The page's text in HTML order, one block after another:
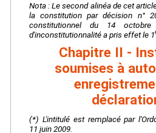
Nota : Le second alinéa de cet
la constitution par décision n°
constitutionnel du 14
d'inconstitutionnalité a pris effet le 1
Chapitre II -
soumises à
(*) L'intitulé est remplacé par
11 juin 2009.